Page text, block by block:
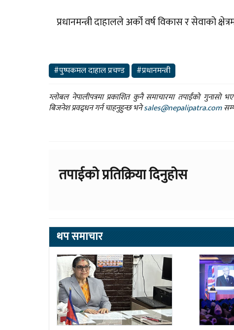
प्रधानमन्त्री दाहालले अर्को वर्ष विकास र सेवाको
#पुष्पकमल दाहाल प्रचण्ड
#प्रधानमन्त्री
ग्लोबल नेपालीपत्रमा प्रकाशित कुनै समाचारमा तपाईंको गुनासो
बिजनेश प्रवद्र्धन गर्न चाहनुहुन्छ भनेsales@nepalipatra.com
तपाईको प्रतिक्रिया दिनुहोस
थप समाचार